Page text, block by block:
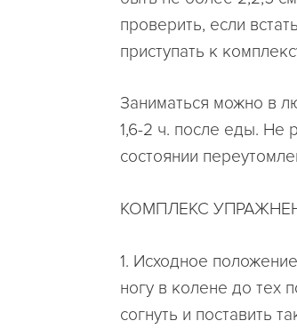
проверить, если
приступать к
Заниматься можно в
1,6-2 ч. после еды. Не
состоянии
КОМПЛЕКС
1. Исходное
ногу в колене до тех
согнуть и поставить